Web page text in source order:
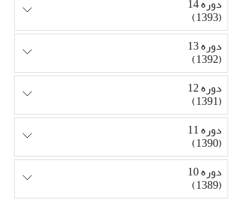
دوره 14
(1393)
دوره 13
(1392)
دوره 12
(1391)
دوره 11
(1390)
دوره 10
(1389)